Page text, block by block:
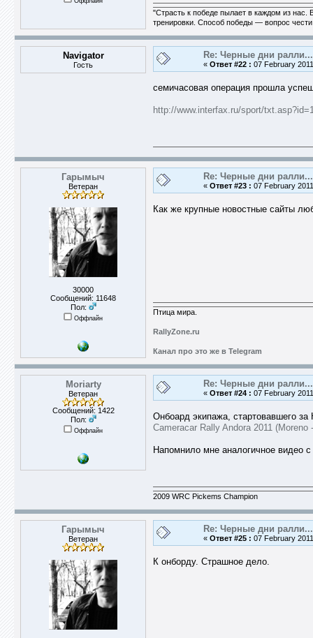
"Страсть к победе пылает в каждом из нас.
тренировки. Способ победы — вопрос
Navigator
Гость
Re: Черные дни ралли...
« Ответ #22 : 07 February
семичасовая операция прошла
http://www.interfax.ru/sport/
Гарымыч
Ветеран
30000
Сообщений: 11648
Пол:
Оффлайн
Re: Черные дни ралли...
« Ответ #23 : 07 February
Как же крупные новостные сайты
Птица мира.
RallyZone.ru
Канал про это же в Telegram
Moriarty
Ветеран
Сообщений: 1422
Пол:
Оффлайн
Re: Черные дни ралли...
« Ответ #24 : 07 February
Онбоард экипажа, стартовавшего за
Cameracar Rally Andora 2011 (Moreno
Напомнило мне аналогичное видео
2009 WRC Pickems Champion
Гарымыч
Ветеран
Re: Черные дни ралли...
« Ответ #25 : 07 February
К онборду. Страшное дело.